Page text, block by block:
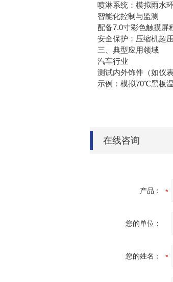
喷淋系统：模拟雨水环
智能化控制与监测
配备7.0寸彩色触摸屏
安全保护：压缩机超
三、典型应用领域
汽车行业
测试内外饰件（如仪
示例：模拟70℃黑板温
在线咨询
产品：
您的单位：
您的姓名：